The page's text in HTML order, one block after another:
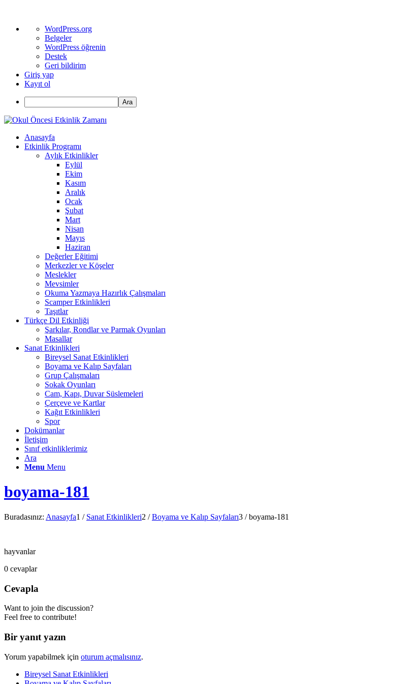
WordPress
hakkında
WordPress.org
Belgeler
WordPress öğrenin
Destek
Geri bildirim
Giriş yap
Kayıt ol
Ara
Anasayfa
Etkinlik Programı
Aylık Etkinlikler
Eylül
Ekim
Kasım
Aralık
Ocak
Şubat
Mart
Nisan
Mayıs
Haziran
Değerler Eğitimi
Merkezler ve Köşeler
Meslekler
Mevsimler
Okuma Yazmaya Hazırlık Çalışmaları
Scamper Etkinlikleri
Taşıtlar
Türkçe Dil Etkinliği
Şarkılar, Rondlar ve Parmak Oyunları
Masallar
Sanat Etkinlikleri
Bireysel Sanat Etkinlikleri
Boyama ve Kalıp Sayfaları
Grup Çalışmaları
Sokak Oyunları
Cam, Kapı, Duvar Süslemeleri
Çerçeve ve Kartlar
Kağıt Etkinlikleri
Spor
Dokümanlar
İletişim
Sınıf etkinliklerimiz
Ara
Menu Menu
boyama-181
Buradasınız: Anasayfa1 / Sanat Etkinlikleri2 / Boyama ve Kalıp Sayfaları3 / boyama-181
hayvanlar
0 cevaplar
Cevapla
Want to join the discussion?
Feel free to contribute!
Bir yanıt yazın
Yorum yapabilmek için oturum açmalısınız.
Bireysel Sanat Etkinlikleri